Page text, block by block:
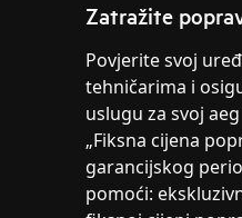
Zatražite
Povjerite svoj
tehničarima i
uslugu za svoj
„Fiksna cijena
garancijskog
pomoći: